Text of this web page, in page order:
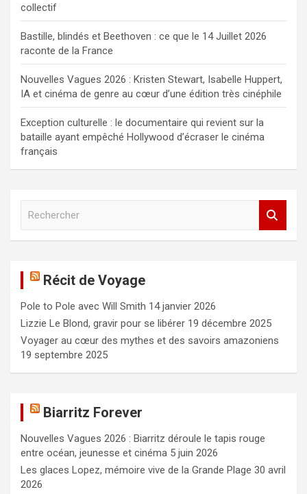
collectif
Bastille, blindés et Beethoven : ce que le 14 Juillet 2026
raconte de la France
Nouvelles Vagues 2026 : Kristen Stewart, Isabelle Huppert,
IA et cinéma de genre au cœur d’une édition très cinéphile
Exception culturelle : le documentaire qui revient sur la
bataille ayant empêché Hollywood d’écraser le cinéma
français
c
h
e
r
Récit de Voyage
Pole to Pole avec Will Smith 14 janvier 2026
Lizzie Le Blond, gravir pour se libérer 19 décembre 2025
Voyager au cœur des mythes et des savoirs amazoniens
19 septembre 2025
Biarritz Forever
Nouvelles Vagues 2026 : Biarritz déroule le tapis rouge
entre océan, jeunesse et cinéma 5 juin 2026
Les glaces Lopez, mémoire vive de la Grande Plage 30 avril
2026